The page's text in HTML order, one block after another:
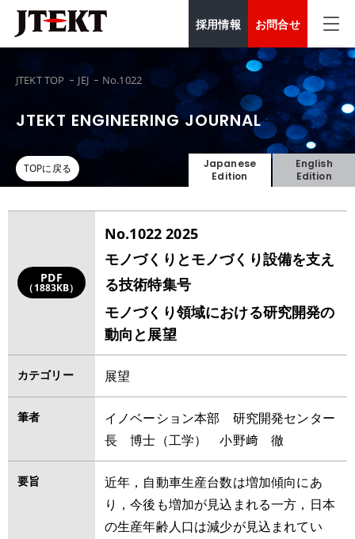
採用情報 お問合せ
JTEKT TOP JEJ No.1022
JTEKT ENGINEERING JOURNAL
TOPに戻る
Japanese
Edition
English
Edition
PDF
（1883KB）
No.1022 2025
モノづくりとモノづくり設備を支え
る技術特集号
モノづくり領域における研究開発の
動向と展望
カテゴリー 展望
筆者
イノベーション本部 研究開発センター
長 博士（工学） 小野﨑 徹
要旨
近年，自動車生産台数は増加傾向にあ
り，今後も増加が見込まれる一方，日本
の生産年齢人口は減少が見込まれてい